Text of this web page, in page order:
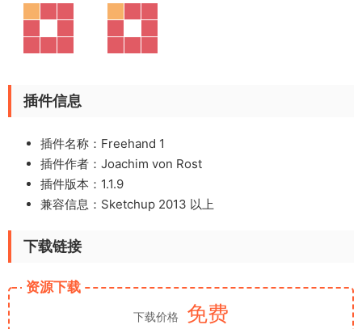
插件信息
插件名称：Freehand 1
插件作者：Joachim von Rost
插件版本：1.1.9
兼容信息：Sketchup 2013 以上
下载链接
资源下载
下载价格 免费